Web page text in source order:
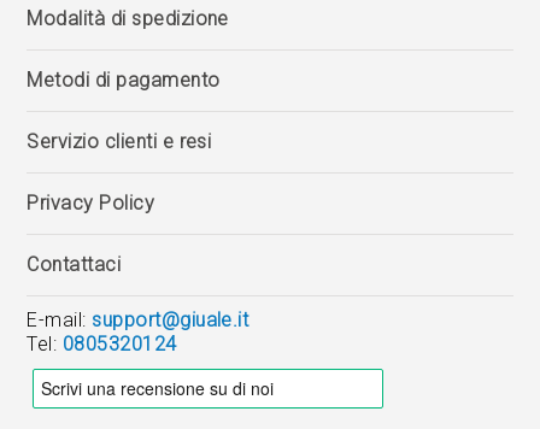
Modalità di spedizione
Metodi di pagamento
Servizio clienti e resi
Privacy Policy
Contattaci
E-mail: support@giuale.it
Tel: 0805320124